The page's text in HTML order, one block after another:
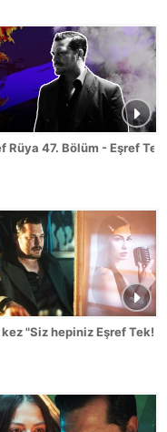
Rüya 47. Bölüm - Eşref
"Siz hepiniz Eşref Tek!"